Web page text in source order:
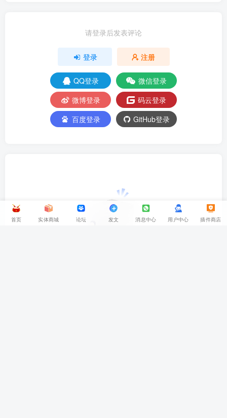
请登录后发表评论
登录 注册
QQ登录
微信登录
微博登录
码云登录
百度登录
GitHub登录
首页 实体商城 论坛 发文 消息中心 用户中心 插件商店